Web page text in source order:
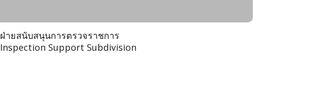
ฝ่ายสนับสนุนการตรวจราชการ
Inspection Support Subdivision